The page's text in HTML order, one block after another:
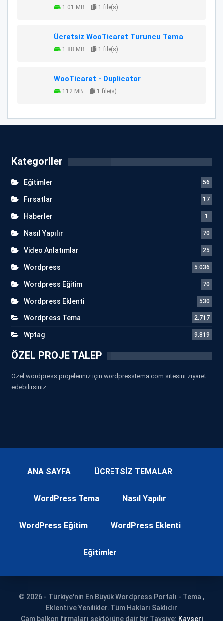
1.01 MB 1 file(s)
Ücretsiz WooTicaret Turuncu Tema
1.88 MB 1 file(s)
WooTicaret - Duplicator
112 MB 1 file(s)
Kategoriler
Eğitimler 56
Fırsatlar 17
Haberler 1
Nasıl Yapılır 70
Video Anlatımlar 25
Wordpress 5.036
Wordpress Eğitim 70
Wordpress Eklenti 530
Wordpress Tema 2.717
Wptag 9.819
ÖZEL PROJE TALEP
Özel wordpress projeleriniz için wordpresstema.com sitesini ziyaret
edebilirsiniz.
ANA SAYFA ÜCRETSİZ TEMALAR
WordPress Tema Nasıl Yapılır
WordPress Eğitim WordPress Eklenti
Eğitimler
© 2026 - Türkiye'nin En Büyük Wordpress Portalı - Tema ,
Eklenti ve Yenilikler. Tüm Hakları Saklıdır
Cam balkon firmaları sektörüne dair bir Tavsiye: Kayseri